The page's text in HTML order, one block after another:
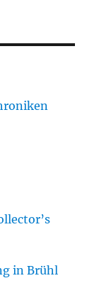
in Brühl